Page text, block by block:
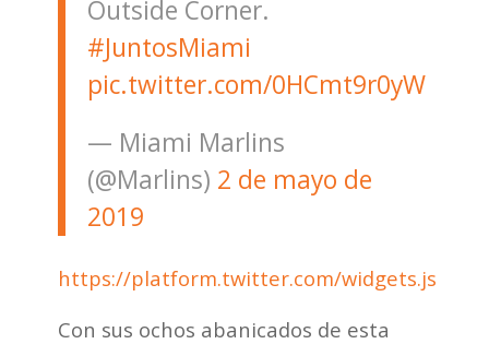
Outside Corner.
#JuntosMiami
pic.twitter.com/0HCmt9r0yW
— Miami Marlins
(@Marlins) 2 de mayo de
2019
https://platform.twitter.com/widgets.js
Con sus ochos abanicados de esta